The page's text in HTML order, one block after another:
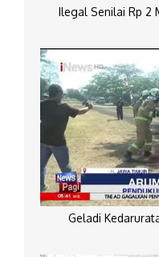
Ilegal Senilai Rp 2
Geladi